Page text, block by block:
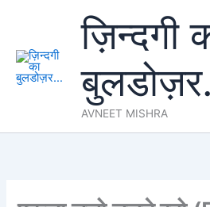
content
ज़िन्दगी
AVNEET MISHRA